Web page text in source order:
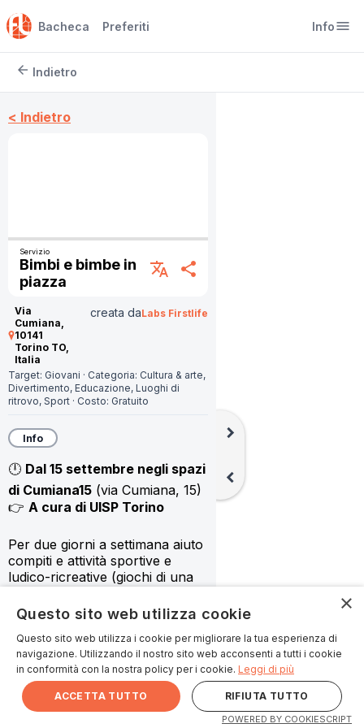
Bacheca Preferiti Infomenu
arrow_back Indietro
< Indietro
Servizio
Bimbi e bimbe in
piazza
translate share
Via
Cumiana,
10141
Torino TO,
Italia
creata daLabs Firstlife
Target: Giovani · Categoria: Cultura & arte,
Divertimento, Educazione, Luoghi di
ritrovo, Sport · Costo: Gratuito
Info
🕛 Dal 15 settembre negli spazi
di Cumiana15 (via Cumiana, 15)
👉 A cura di UISP Torino
Per due giorni a settimana aiuto
compiti e attività sportive e
ludico-ricreative (giochi di una
materiale di recupero) per
ragazzi dai 6 ai 14 anni. Orari:
lunedì 16.30-18.30 e sabato 10-
12
👉 Per informazioni: 011 677115
chevron_right
chevron_left
×
Questo sito web utilizza cookie
Questo sito web utilizza i cookie per migliorare la tua esperienza di
navigazione. Utilizzando il nostro sito web acconsenti a tutti i cookie
in conformità con la nostra policy per i cookie. Leggi di più
ACCETTA TUTTO RIFIUTA TUTTO
POWERED BY COOKIESCRIPT